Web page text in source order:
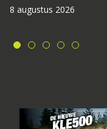
8 augustus 2026